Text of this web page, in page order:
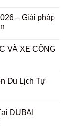
– Giải pháp
VÀ XE CÔNG
Du Lịch Tự
DUBAI